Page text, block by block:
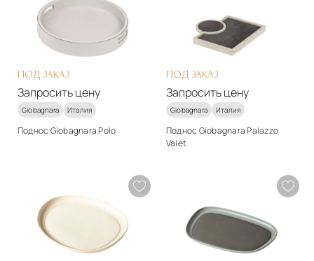
Натуральная кожа
Подробнее
Запросить цену
Подробнее
Запросить цену
ПОД ЗАКАЗ
Запросить цену
Giobagnara Италия
Поднос Giobagnara Polo
Натуральная кожа
Подробнее
Запросить цену
ПОД ЗАКАЗ
Запросить цену
Giobagnara Италия
Поднос Giobagnara Palazzo
Valet
Натуральная кожа
Подробнее
Запросить цену